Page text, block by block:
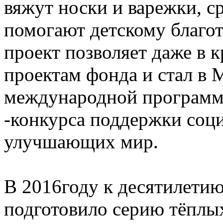
вяжут носки и варежки,
помогают детскому
проект позволяет даже в
проектам фонда и стал в
международной
-конкурса поддержки
улучшающих мир.
В 2016году к
подготовило серию